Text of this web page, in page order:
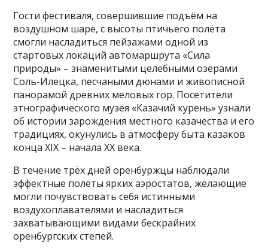
Гости фестиваля, совершившие подъём на
воздушном шаре, с высоты птичьего полёта
смогли насладиться пейзажами одной из
стартовых локаций автомаршрута «Сила
природы» – знаменитыми целебными озёрами
Соль-Илецка, песчаными дюнами и живописной
панорамой древних меловых гор. Посетители
этнографического музея «Казачий курень» узнали
об истории зарождения местного казачества и его
традициях, окунулись в атмосферу быта казаков
конца XIX – начала XX века.
В течение трёх дней оренбуржцы наблюдали
эффектные полёты ярких аэростатов, желающие
могли почувствовать себя истинными
воздухоплавателями и насладиться
захватывающими видами бескрайних
оренбургских степей.